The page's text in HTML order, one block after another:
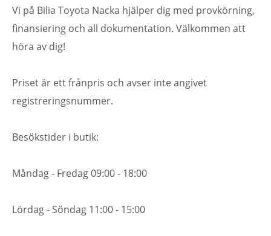
Vi på Bilia Toyota Nacka hjälper dig med provkörning,
finansiering och all dokumentation. Välkommen att
höra av dig!
Priset är ett frånpris och avser inte angivet
registreringsnummer.
Besökstider i butik:
Måndag - Fredag 09:00 - 18:00
Lördag - Söndag 11:00 - 15:00